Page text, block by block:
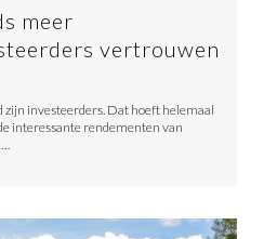
meer
vertrouwen
zijn investeerders. Dat hoeft helemaal
interessante rendementen van